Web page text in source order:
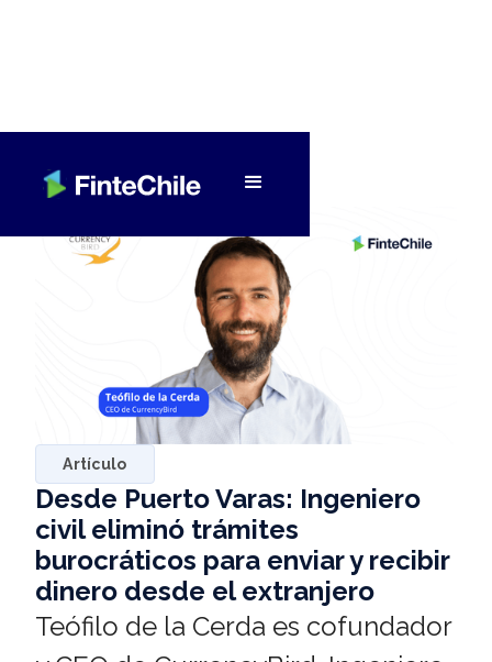
Artículo
Desde Puerto Varas: Ingeniero
civil eliminó trámites
burocráticos para enviar y recibir
dinero desde el extranjero
Teófilo de la Cerda es cofundador